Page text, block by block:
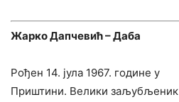
Жарко Дапчевић – Даба
Рођен 14. јула 1967. године у
Приштини. Велики заљубљеник